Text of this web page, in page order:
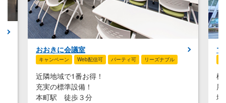
マイドームおおさか
スタッフ常駐 Web配信可 リーズナブル
様々な用途に使える
展示ホールと会議室あり
堺筋本町駅 徒歩６分